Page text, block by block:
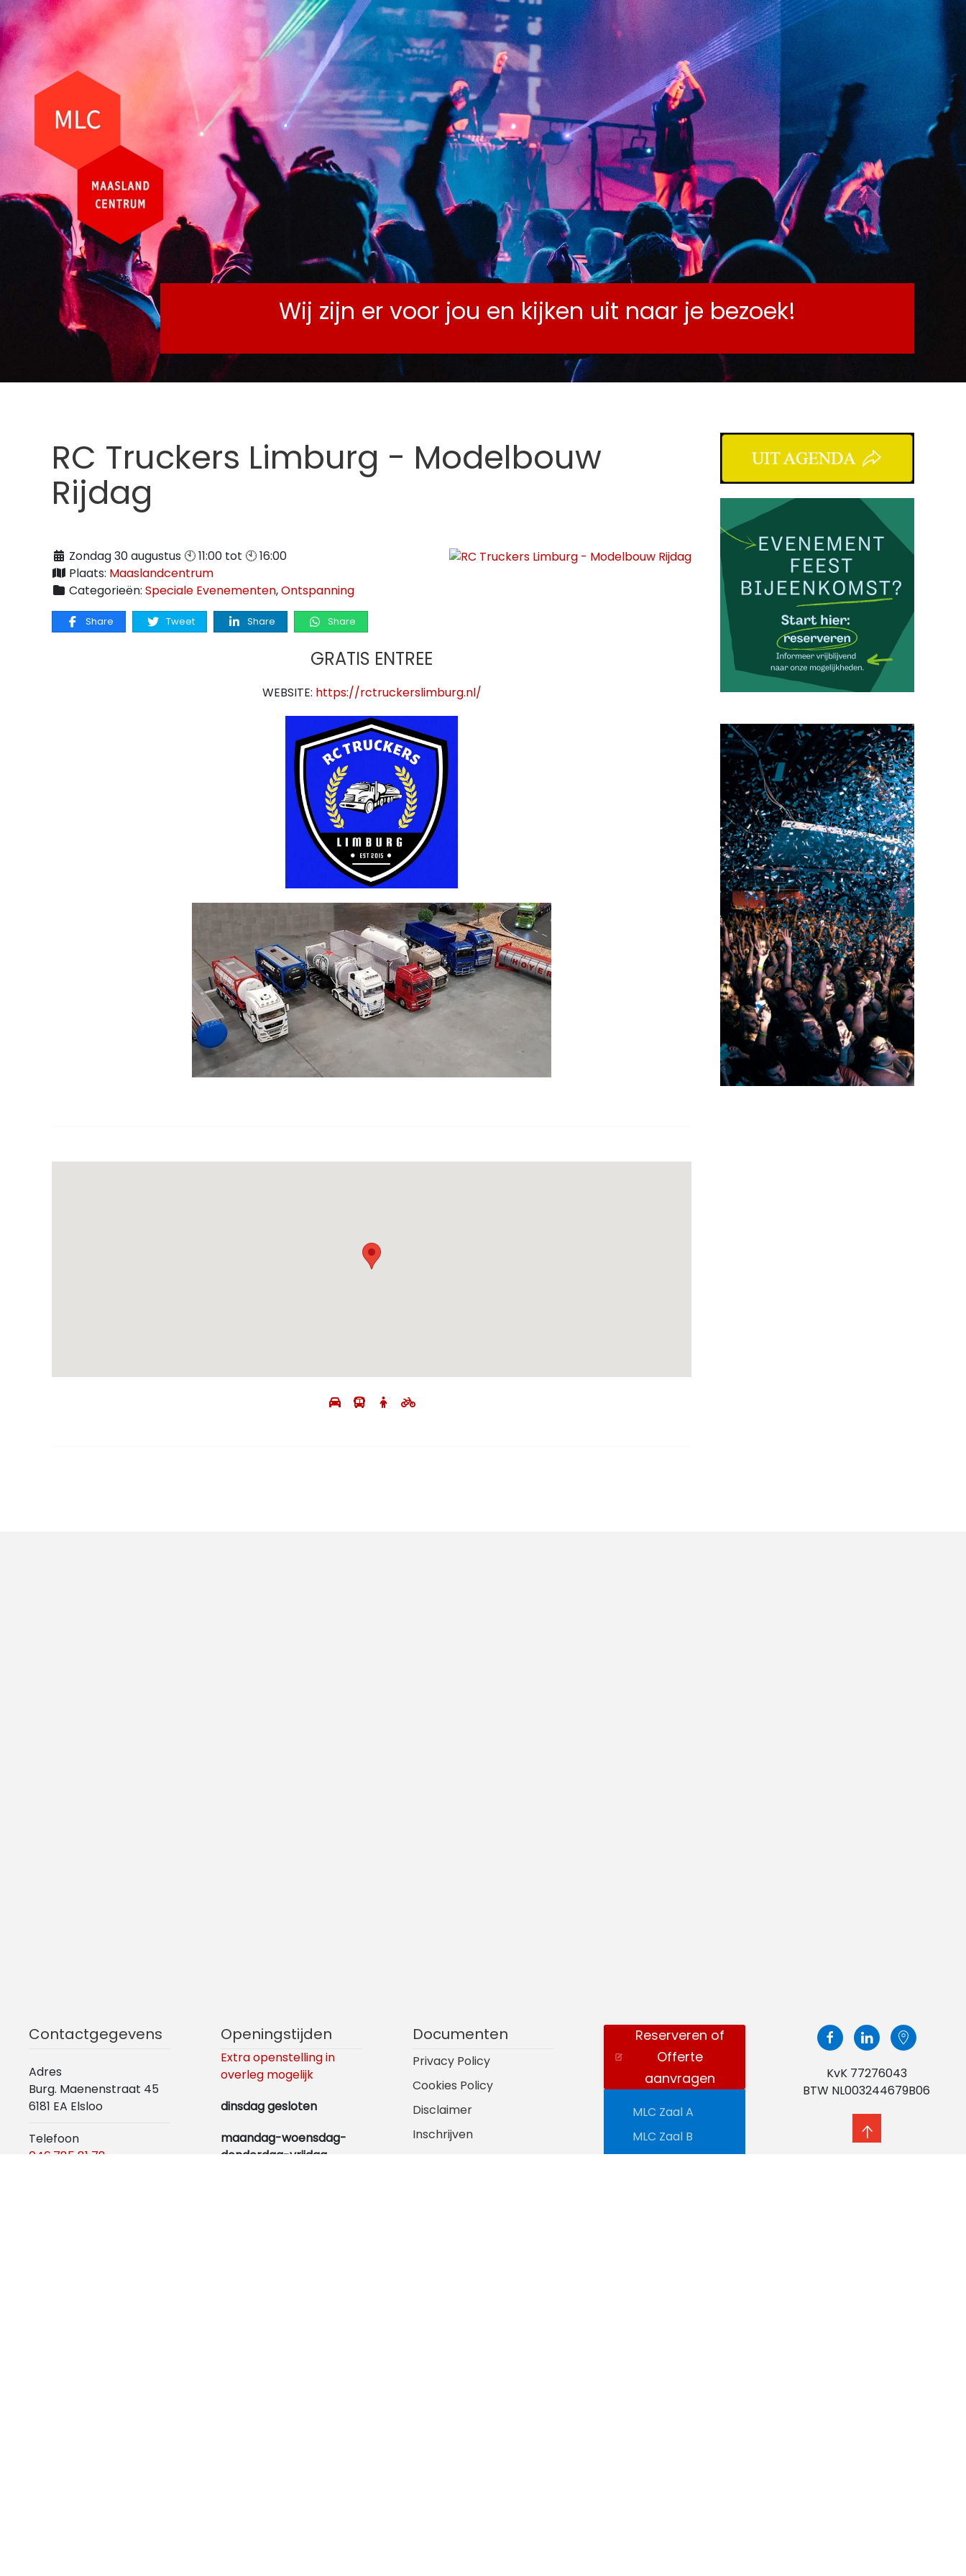
Terug naar hoofdinhoud AGENDA ZALEN OVER MLC NIEUWS CONTACT
Wij zijn er voor jou en kijken uit naar je bezoek!
RC Truckers Limburg - Modelbouw
Rijdag
Zondag 30 augustus 🕙 11:00 tot 🕙 16:00
Plaats: Maaslandcentrum
Categorieën: Speciale Evenementen,Ontspanning
Share Tweet Share Share
GRATIS ENTREE
WEBSITE: https://rctruckerslimburg.nl/
Contactgegevens
Adres
Burg. Maenenstraat 45
6181 EA Elsloo
Telefoon
046.785 81 78
Openingstijden
Extra openstelling in
overleg mogelijk
dinsdag gesloten
maandag-woensdag-
donderdag-vrijdag
Documenten
Privacy Policy
Cookies Policy
Disclaimer
Inschrijven
Reserveren of
Offerte
aanvragen
MLC Zaal A
MLC Zaal B
KvK 77276043
BTW NL003244679B06